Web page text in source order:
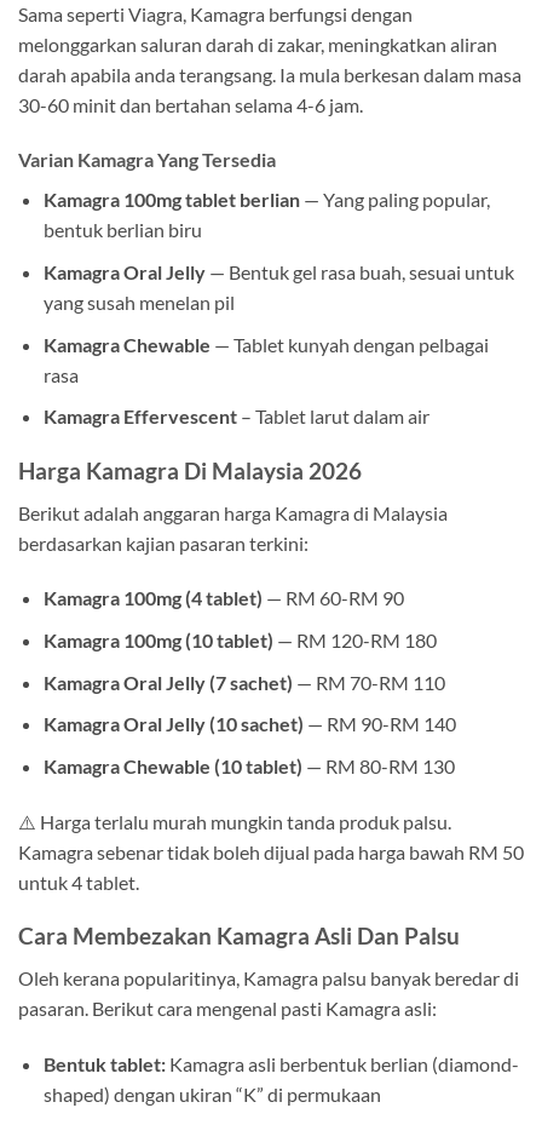
Sama seperti Viagra, Kamagra berfungsi dengan
melonggarkan saluran darah di zakar, meningkatkan aliran
darah apabila anda terangsang. Ia mula berkesan dalam masa
30-60 minit dan bertahan selama 4-6 jam.
Varian Kamagra Yang Tersedia
Kamagra 100mg tablet berlian— Yang paling popular,
bentuk berlian biru
Kamagra Oral Jelly— Bentuk gel rasa buah, sesuai untuk
yang susah menelan pil
Kamagra Chewable — Tablet kunyah dengan pelbagai
rasa
Kamagra Effervescent– Tablet larut dalam air
Harga Kamagra Di Malaysia 2026
Berikut adalah anggaran harga Kamagra di Malaysia
berdasarkan kajian pasaran terkini:
Kamagra 100mg (4 tablet) — RM 60-RM 90
Kamagra 100mg (10 tablet) — RM 120-RM 180
Kamagra Oral Jelly (7 sachet) — RM 70-RM 110
Kamagra Oral Jelly (10 sachet) — RM 90-RM 140
Kamagra Chewable (10 tablet) — RM 80-RM 130
⚠️ Harga terlalu murah mungkin tanda produk palsu.
Kamagra sebenar tidak boleh dijual pada harga bawah RM 50
untuk 4 tablet.
Cara Membezakan Kamagra Asli Dan Palsu
Oleh kerana popularitinya, Kamagra palsu banyak beredar di
pasaran. Berikut cara mengenal pasti Kamagra asli:
Bentuk tablet:Kamagra asli berbentuk berlian (diamond-
shaped) dengan ukiran “K” di permukaan